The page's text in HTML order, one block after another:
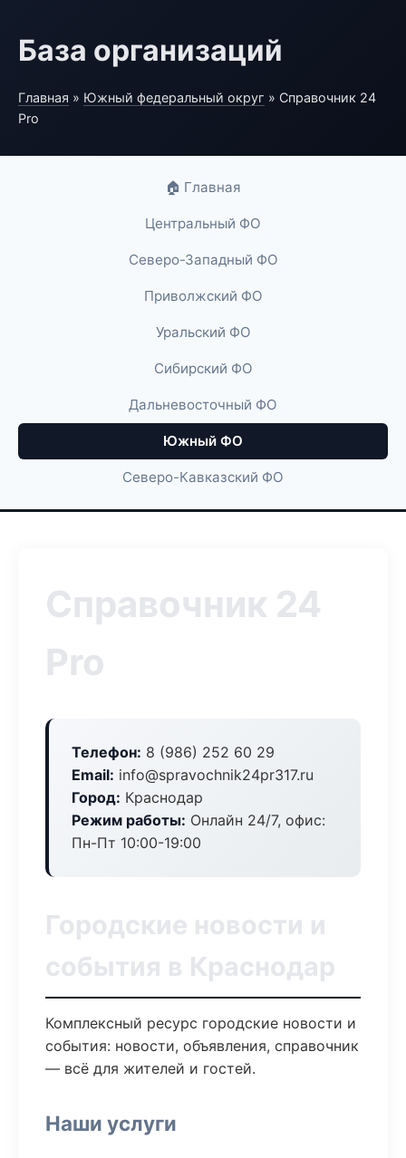
База организаций
Главная » Южный федеральный округ » Справочник 24
Pro
🏠 Главная
Центральный ФО
Северо-Западный ФО
Приволжский ФО
Уральский ФО
Сибирский ФО
Дальневосточный ФО
Южный ФО
Северо-Кавказский ФО
Справочник 24
Pro
Телефон: 8 (986) 252 60 29
Email: info@spravochnik24pr317.ru
Город: Краснодар
Режим работы: Онлайн 24/7, офис:
Пн-Пт 10:00-19:00
Городские новости и
события в Краснодар
Комплексный ресурс городские новости и
события: новости, объявления, справочник
— всё для жителей и гостей.
Наши услуги